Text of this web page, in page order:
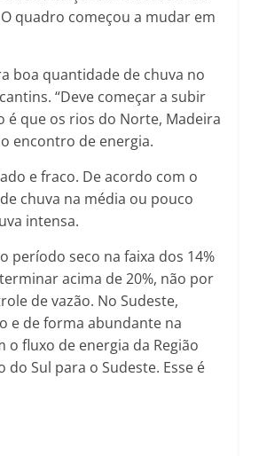
quadro começou a mudar em
boa quantidade de chuva no
“Deve começar a subir
é que os rios do Norte, Madeira
encontro de energia.
e fraco. De acordo com o
chuva na média ou pouco
intensa.
período seco na faixa dos 14%
acima de 20%, não por
de vazão. No Sudeste,
e de forma abundante na
o fluxo de energia da Região
Sul para o Sudeste. Esse é